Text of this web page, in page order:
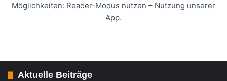
Möglichkeiten: Reader-Modus nutzen – Nutzung unserer
App.
Aktuelle Beiträge